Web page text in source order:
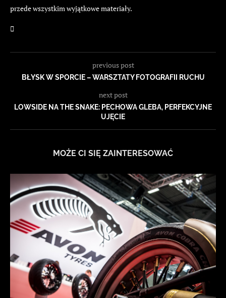
przede wszystkim wyjątkowe materiały.
previous post
BŁYSK W SPORCIE – WARSZTATY FOTOGRAFII RUCHU
next post
LOWSIDE NA THE SNAKE: PECHOWA GLEBA, PERFEKCYJNE
UJĘCIE
MOŻE CI SIĘ ZAINTERESOWAĆ